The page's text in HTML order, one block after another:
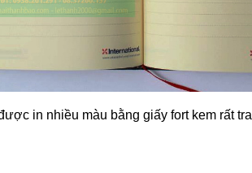
in nhiều màu bằng giấy fort kem rất